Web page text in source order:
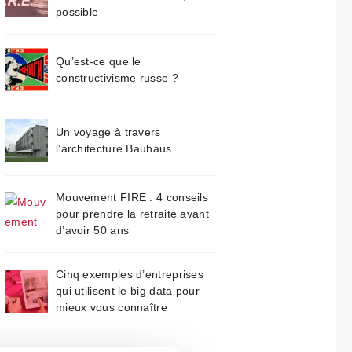
possible
Qu’est-ce que le
constructivisme russe ?
Un voyage à travers
l’architecture Bauhaus
Mouvement FIRE : 4 conseils
pour prendre la retraite avant
d’avoir 50 ans
Cinq exemples d’entreprises
qui utilisent le big data pour
mieux vous connaître